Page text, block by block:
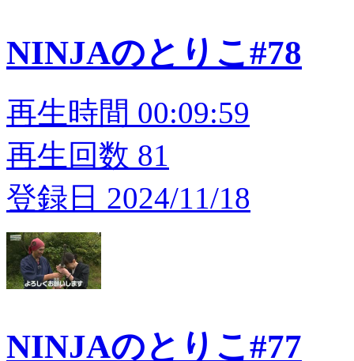
NINJAのとりこ#78
再生時間 00:09:59
再生回数 81
登録日 2024/11/18
NINJAのとりこ#77